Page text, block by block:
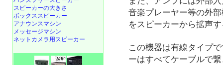
音楽プレーヤー等の外
をスピーカーから拡声
この機器は有線タイプ
ーはすべてケーブルで
スピーカーの大きさ
ボックススピーカー
アナウンスマシン
メッセージマシン
ネットカメラ用スピーカー